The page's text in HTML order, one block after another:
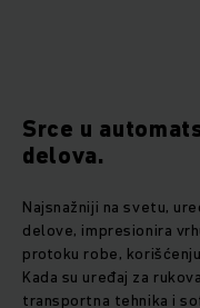
Srce u
delova.
Najsnažniji na svetu,
delove, impresionira
protoku robe,
Kada su uređaj za
transportna tehnika i